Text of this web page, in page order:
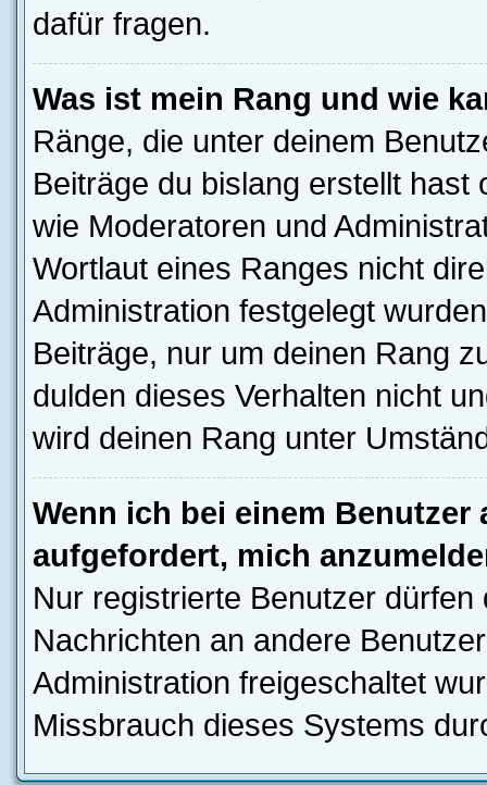
dafür fragen.
Was ist mein Rang und wie
Ränge, die unter deinem
Beiträge du bislang erstellt
wie Moderatoren und
Wortlaut eines Ranges nicht
Administration festgelegt
Beiträge, nur um deinen Rang
dulden dieses Verhalten nicht
wird deinen Rang unter
Wenn ich bei einem
aufgefordert, mich
Nur registrierte Benutzer
Nachrichten an andere
Administration freigeschaltet
Missbrauch dieses Systems